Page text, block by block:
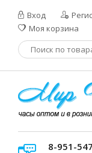
Вход
Моя корзина
8-951-